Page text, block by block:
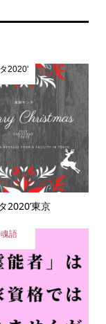
2020'
2020’東京
語